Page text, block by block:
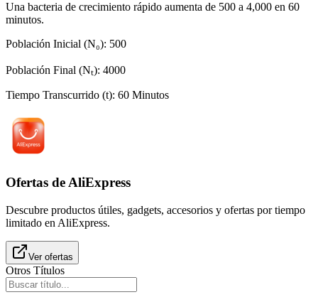
Una bacteria de crecimiento rápido aumenta de 500 a 4,000 en 60
minutos.
Población Inicial (N₀): 500
Población Final (Nₜ): 4000
Tiempo Transcurrido (t): 60 Minutos
Ofertas de AliExpress
Descubre productos útiles, gadgets, accesorios y ofertas por tiempo
limitado en AliExpress.
Ver ofertas
Otros Títulos